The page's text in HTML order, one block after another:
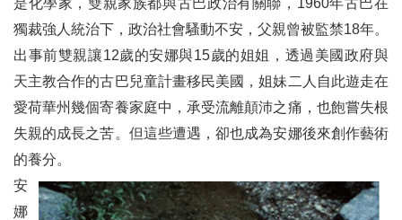
獨裁強人統治下，政治社會騷動不安，父親曾被監禁18年。
出事前雙親讓12歲的安娜與15歲的姐姐，透過美國政府與
天主教合作的古巴兒童計畫移民美國，姐妹二人自此遊走在
愛荷華州幾個寄養家庭中，承受流離顛沛之痛，也飽嘗失根
失親的成長之苦。但這些遭遇，卻也成為安娜後來創作藝術
的養分。
安
娜